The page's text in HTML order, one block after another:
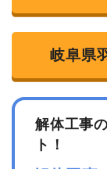
岐阜県
解体工事
ト！